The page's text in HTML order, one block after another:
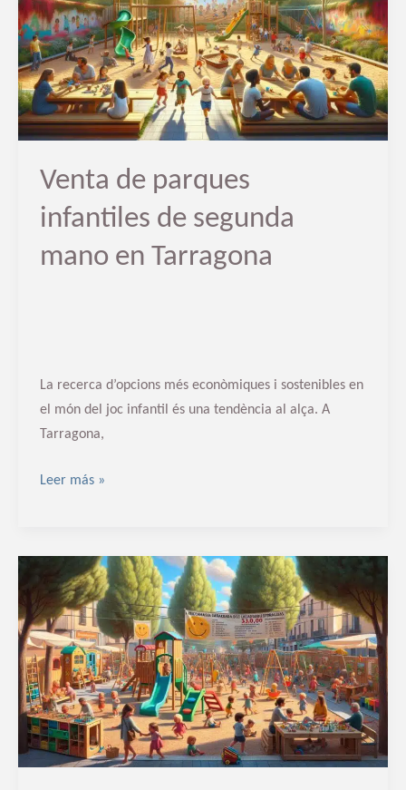
Venta de parques
infantiles de segunda
mano en Tarragona
La recerca d’opcions més econòmiques i sostenibles en
el món del joc infantil és una tendència al alça. A
Tarragona,
infantiles
de
segunda
mano
en
Tarragona
Leer más »
parcs
infantils
de
segona
mà
a
Lleida